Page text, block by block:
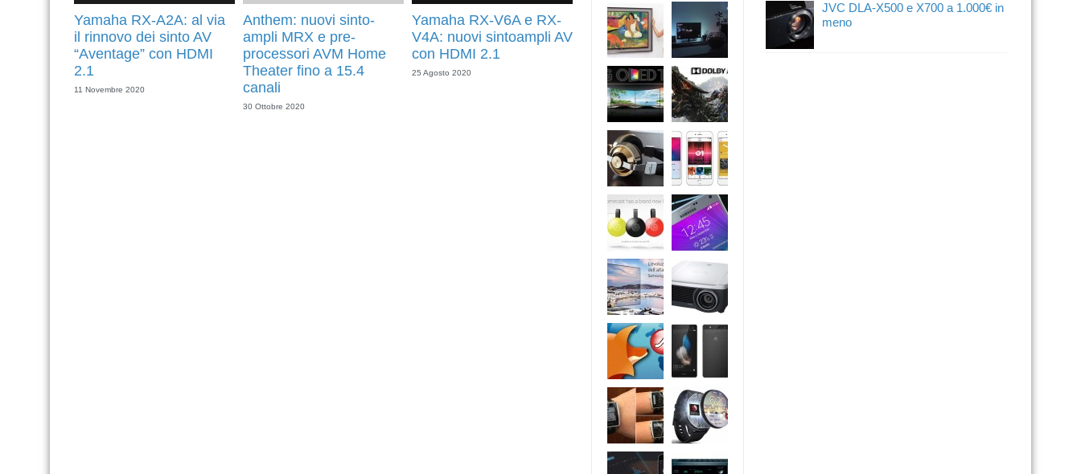
Yamaha RX-A2A: al via
il rinnovo dei sinto AV
“Aventage” con HDMI
2.1
11 Novembre 2020
Anthem: nuovi sinto-
ampli MRX e pre-
processori AVM Home
Theater fino a 15.4
canali
30 Ottobre 2020
Yamaha RX-V6A e RX-
V4A: nuovi sintoampli AV
con HDMI 2.1
25 Agosto 2020
JVC DLA-X500 e X700 a 1.000€ in
meno